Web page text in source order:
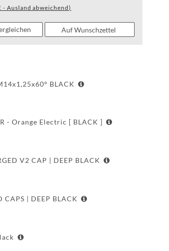
SL.2-FF
X.HE-FF
- Ausland abweichend)
Auf Wunschzettel
BLACK
- Orange Electric [ BLACK ]
V2 CAP | DEEP BLACK
CAPS | DEEP BLACK